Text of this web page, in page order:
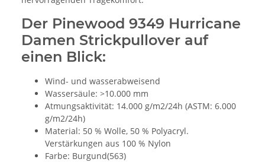
Der Pinewood 9349 Hurricane
Damen Strickpullover auf
einen Blick:
Wind- und wasserabweisend
Wassersäule: >10.000 mm
Atmungsaktivität: 14.000 g/m2/24h (ASTM: 6.000
g/m2/24h)
Material: 50 % Wolle, 50 % Polyacryl.
Verstärkungen aus 100 % Nylon
Farbe: Burgund(563)